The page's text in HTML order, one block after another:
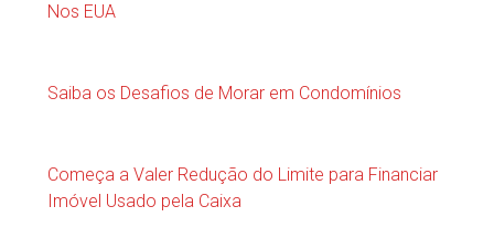
Nos EUA
Saiba os Desafios de Morar em Condomínios
Começa a Valer Redução do Limite para Financiar
Imóvel Usado pela Caixa